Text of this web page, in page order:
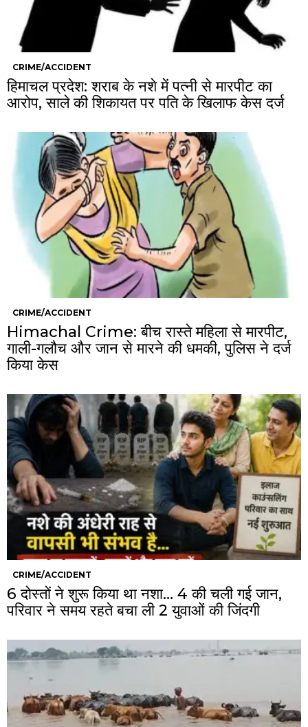
CRIME/ACCIDENT
हिमाचल प्रदेश: शराब के नशे में पत्नी से मारपीट का
आरोप, साले की शिकायत पर पति के खिलाफ केस दर्ज
CRIME/ACCIDENT
Himachal Crime: बीच रास्ते महिला से मारपीट,
गाली-गलौच और जान से मारने की धमकी, पुलिस ने दर्ज
किया केस
CRIME/ACCIDENT
6 दोस्तों ने शुरू किया था नशा… 4 की चली गई जान,
परिवार ने समय रहते बचा ली 2 युवाओं की जिंदगी